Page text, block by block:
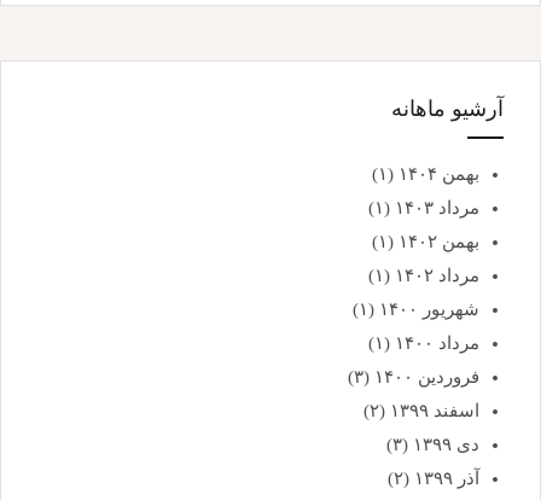
آرشیو ماهانه
بهمن ۱۴۰۴
(۱)
مرداد ۱۴۰۳
(۱)
بهمن ۱۴۰۲
(۱)
مرداد ۱۴۰۲
(۱)
شهریور ۱۴۰۰
(۱)
مرداد ۱۴۰۰
(۱)
فروردین ۱۴۰۰
(۳)
اسفند ۱۳۹۹
(۲)
دی ۱۳۹۹
(۳)
آذر ۱۳۹۹
(۲)